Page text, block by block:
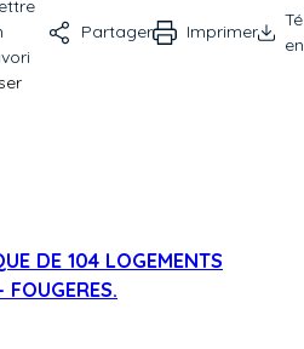
Partager Imprimer
DE 104 LOGEMENTS
FOUGERES.